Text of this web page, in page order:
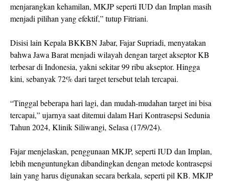
menjarangkan kehamilan, MKJP seperti IUD dan Implan masih
menjadi pilihan yang efektif,” tutup Fitriani.
Disisi lain Kepala BKKBN Jabar, Fajar Supriadi, menyatakan
bahwa Jawa Barat menjadi wilayah dengan target akseptor KB
terbesar di Indonesia, yakni sekitar 99 ribu akseptor. Hingga
kini, sebanyak 72% dari target tersebut telah tercapai.
“Tinggal beberapa hari lagi, dan mudah-mudahan target ini bisa
tercapai,” ujarnya saat ditemui dalam Hari Kontrasepsi Sedunia
Tahun 2024, Klinik Siliwangi, Selasa (17/9/24).
Fajar menjelaskan, penggunaan MKJP, seperti IUD dan Implan,
lebih menguntungkan dibandingkan dengan metode kontrasepsi
lain yang harus digunakan secara berkala, seperti pil KB. MKJP